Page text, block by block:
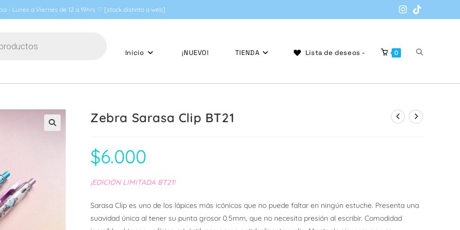
- Lunes a Viernes de 12 a 19hrs ♡ [stock distinto a web]
Inicio ¡NUEVO! TIENDA Lista de deseos - 0 Alternar
la
Zebra Sarasa Clip BT21
$6.000
¡EDICIÓN LIMITADA BT21!
Sarasa Clip es uno de los lápices más icónicos que no puede faltar en ningún estuche. Presenta una
suavidad única al tener su punta grosor 0.5mm, que no necesita presión al escribir. Comodidad